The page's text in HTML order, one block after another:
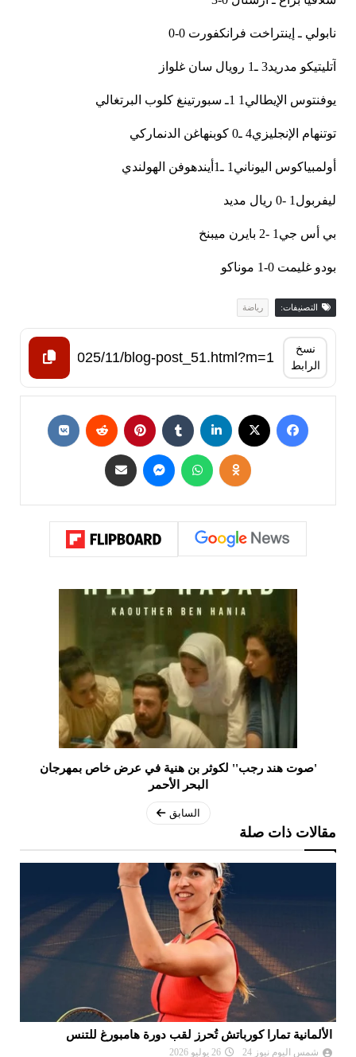
نابولي ـ إينتراخت فرانكفورت 0-0
آتليتيكو مدريد3 ـ1 رويال سان غلواز
يوفنتوس الإيطالي1 1ـ سبورتينغ كلوب البرتغالي
توتنهام الإنجليزي4 ـ0 كوبنهاغن الدنماركي
أولمبياكوس اليوناني1 ـ1أيندهوفن الهولندي
ليفربول1 -0 ريال مديد
بي أس جي1 -2 بايرن ميبنخ
بودو غليمت 0-1 موناكو
التصنيفات: رياضة
نسخ
الرابط
'صوت هند رجب'' لكوثر بن هنية في عرض خاص بمهرجان
البحر الأحمر
السابق
مقالات ذات صلة
الألمانية تمارا كورباتش تُحرز لقب دورة هامبورغ للتنس
شمس اليوم نيوز 24 26 يوليو 2026